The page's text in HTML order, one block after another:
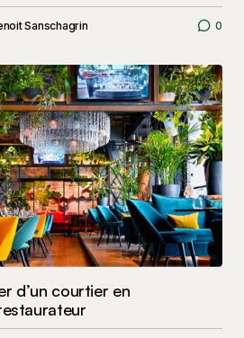
Sanschagrin 0
d’un courtier en